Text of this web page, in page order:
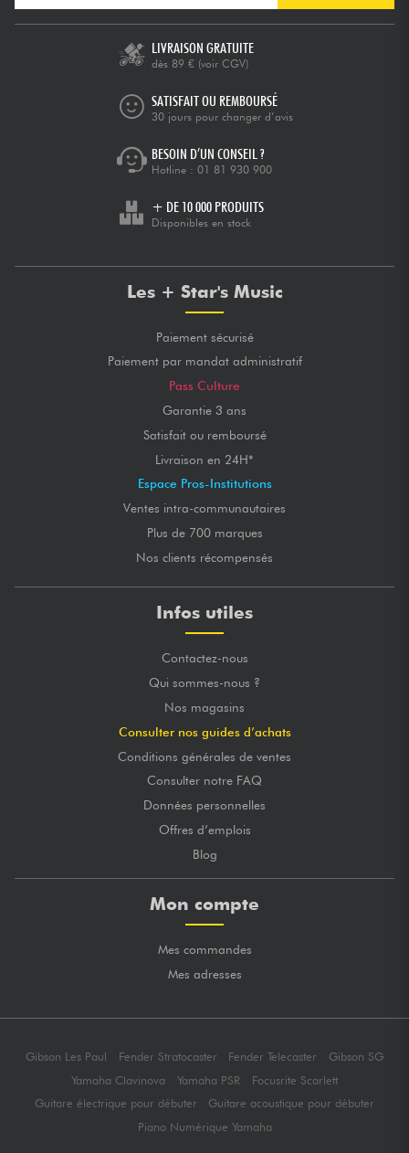
LIVRAISON GRATUITE
dès 89 € (voir CGV)
SATISFAIT OU REMBOURSÉ
30 jours pour changer d’avis
BESOIN D’UN CONSEIL ?
Hotline : 01 81 930 900
+ DE 10 000 PRODUITS
Disponibles en stock
Les + Star's Music
Paiement sécurisé
Paiement par mandat administratif
Pass Culture
Garantie 3 ans
Satisfait ou remboursé
Livraison en 24H*
Espace Pros-Institutions
Ventes intra-communautaires
Plus de 700 marques
Nos clients récompensés
Infos utiles
Contactez-nous
Qui sommes-nous ?
Nos magasins
Consulter nos guides d’achats
Conditions générales de ventes
Consulter notre FAQ
Données personnelles
Offres d’emplois
Blog
Mon compte
Mes commandes
Mes adresses
Gibson Les Paul Fender Stratocaster Fender Telecaster
Gibson SG
Yamaha Clavinova
Yamaha PSR
Focusrite Scarlett
Guitare électrique pour débuter
Guitare acoustique pour débuter
Piano Numérique Yamaha